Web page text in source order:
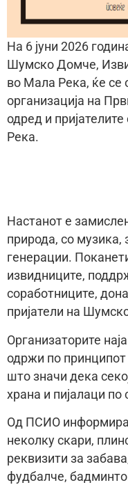
На 6 јуни 2026
Шумско Домче,
во Мала Река, ќе се
организација на
одред и
Река.
Настанот е
природа, со музика,
генерации.
извидниците,
соработниците,
пријатели на
Организаторите
одржи по принципот
што значи дека
храна и пијалаци по
Од ПСИО
неколку скари,
реквизити за
фудбалче,